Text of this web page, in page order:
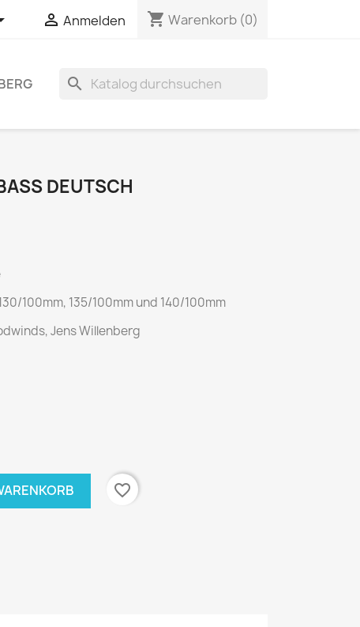
 Anmelden shopping_cart Warenkorb (0)
search
DEUTSCH
100mm, 135/100mm und 140/100mm
Jens Willenberg
favorite_border